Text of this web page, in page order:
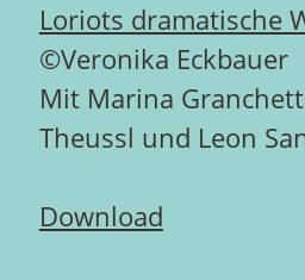
Loriots dramatische
©Veronika Eckbauer
Mit Marina
Theussl und Leon
Download